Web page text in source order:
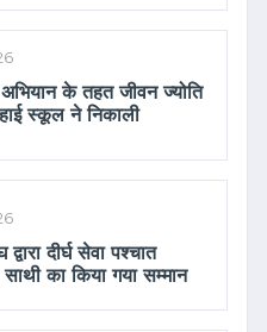
के तहत जीवन ज्योति
स्कूल ने निकाली
दीर्घ सेवा पश्चात
साथी का किया गया सम्मान